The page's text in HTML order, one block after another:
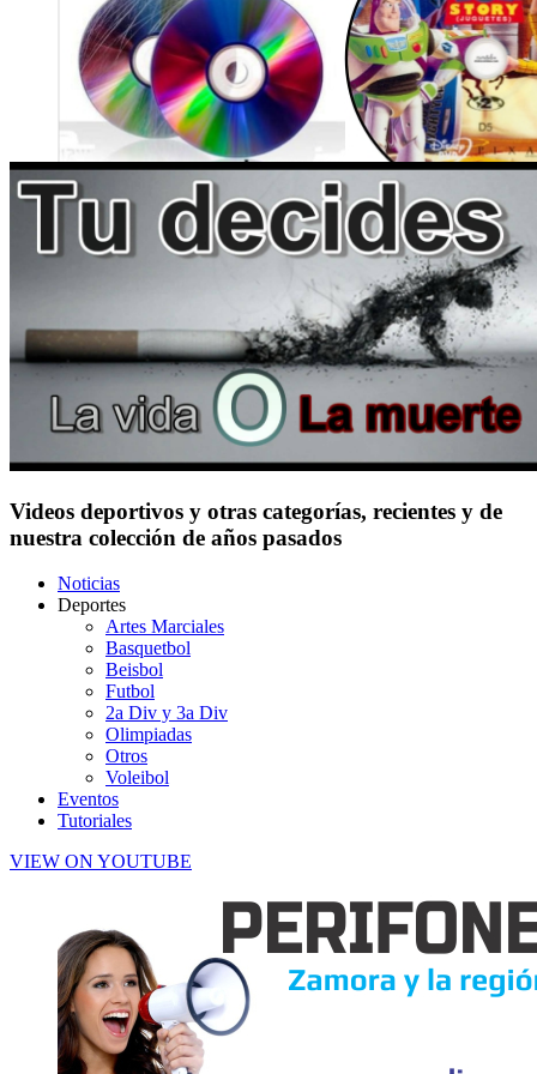
Videos deportivos y otras categorías, recientes y de
nuestra colección de años pasados
Noticias
Deportes
Artes Marciales
Basquetbol
Beisbol
Futbol
2a Div y 3a Div
Olimpiadas
Otros
Voleibol
Eventos
Tutoriales
VIEW ON YOUTUBE